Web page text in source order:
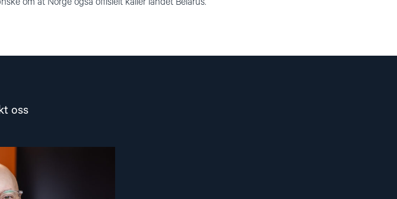
om at Norge også offisielt kaller landet Belarus.
oss
"Dag